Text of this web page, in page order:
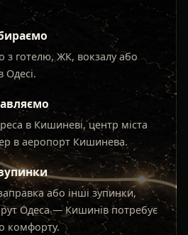
з готелю, ЖК, вокзалу або
Одесі.
в Кишиневі, центр міста
в аеропорт Кишинева.
або інші зупинки,
Одеса — Кишинів потребує
комфорту.